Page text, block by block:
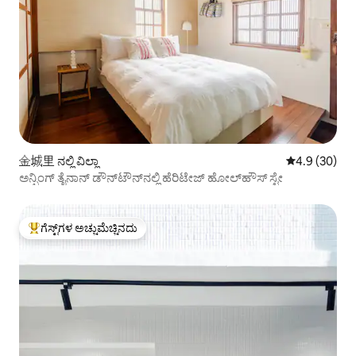
金城里 ನಲ್ಲಿ ವಿಲ್ಲಾ 5 ರಲ್ಲಿ 4.9
4.9 (30)
ಅನ್ಪಿಂಗ್ ತೈನಾನ್ ಡೌನ್‌ಟೌನ್‌ನಲ್ಲಿ ಹೆರಿಟೇಜ್ ಹೋಲ್‌ಹೌಸ್ ಸ್ಟೇ
ಗೆಸ್ಟ್‌ಗಳಿಗೆ ಅತಿ ಹೆಚ್ಚು ಅಚ್ಚುಮೆಚ್ಚಿನದು
ಗೆಸ್ಟ್‌ಗಳ ಅಚ್ಚುಮೆಚ್ಚಿನದು